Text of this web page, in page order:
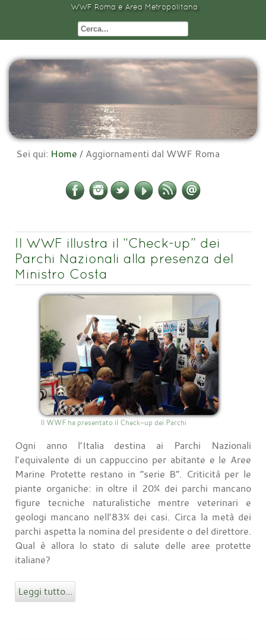
WWF Roma e Area Metropolitana
Sei qui: Home / Aggiornamenti dal WWF Roma
Il WWF illustra il “Check-up” dei
Parchi Nazionali alla presenza del
Ministro Costa
Il WWF ha presentato il Check-up dei Parchi
Ogni anno l’Italia destina ai Parchi Nazionali
l’equivalente di un cappuccino per abitante e le Aree
Marine Protette restano in “serie B”. Criticità per le
piante organiche: in oltre il 20% dei parchi mancano
figure tecniche naturalistiche mentre veterinari e
geologi mancano nell’83% dei casi. Circa la metà dei
parchi aspetta la nomina del presidente o del direttore.
Qual è allora lo stato di salute delle aree protette
italiane?
Leggi tutto...